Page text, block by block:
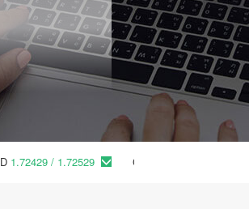
/ 1.72529 GBPSGD.fn